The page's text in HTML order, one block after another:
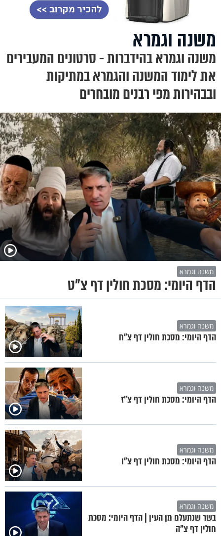
משנה וגמרא
משנה וגמרא בהידברות - סרטונים המעבירים
את לימוד המשנה והגמרא במתיקות
ובבהירות מפי רבנים מובחרים
משנה וגמרא
הדף היומי: מסכת חולין דף צ"ט
משנה וגמרא
הדף היומי: מסכת חולין דף צ"ח
משנה וגמרא
הדף היומי: מסכת חולין דף צ"ז
משנה וגמרא
הדף היומי: מסכת חולין דף צ"ו
משנה וגמרא
בשר שנתעלם מן העין | הדף היומי: מסכת
חולין דף צ"ה